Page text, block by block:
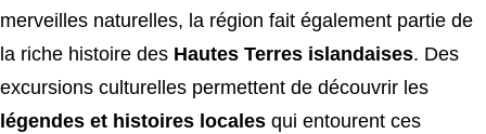
merveilles naturelles, la région fait également partie de
la riche histoire des Hautes Terres islandaises. Des
excursions culturelles permettent de découvrir les
légendes et histoires locales qui entourent ces